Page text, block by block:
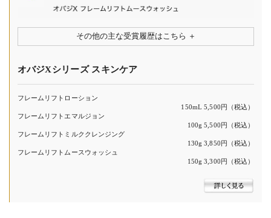
その他の主な受賞履歴はこちら
オバジXシリーズ スキンケア
フレームリフトローション
150mL 5,500円（税込）
フレームリフトエマルジョン
100g 5,500円（税込）
フレームリフトミルククレンジング
130g 3,850円（税込）
フレームリフトムースウォッシュ
150g 3,300円（税込）